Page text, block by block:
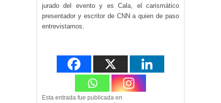
jurado del evento y es Cala, el carismático
presentador y escritor de CNN a quien de paso
entrevistamos.
Esta entrada fue publicada en